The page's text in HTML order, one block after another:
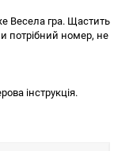
Весела гра. Щастить
потрібний номер, не
інструкція.